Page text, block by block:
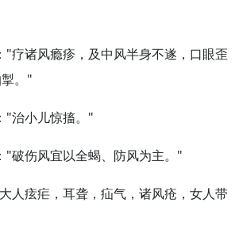
诸风瘾疹，及中风半身不遂，口眼歪
。"
治小儿惊搐。"
伤风宜以全蝎、防风为主。"
痃疟，耳聋，疝气，诸风疮，女人带